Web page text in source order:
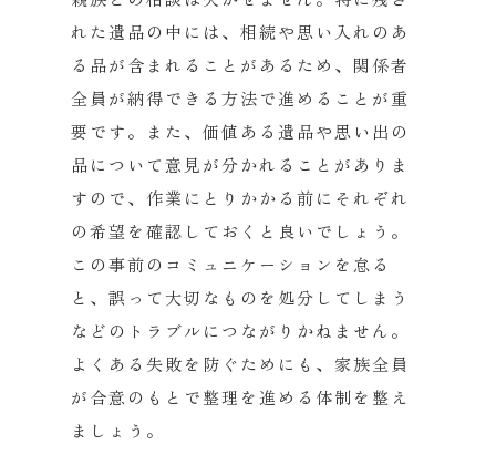
れた遺品の中には、 相続や思い入れのあ
る品が含まれることがあるため、 関係者
全員が納得できる方法で進めることが重
要です。また、 価値ある遺品や思い出の
品について意見が分かれることがありま
す ので、 作業にとりかかる前にそれぞれ
の希望を確認しておくと良いでしょう。
この事前のコミュニケーションを怠る
と、 誤って大切なものを処分してしまう
などのトラブルにつながりかね ません。
よくある失敗を防ぐためにも、 家族全員
が合意のもとで整理を進める体制を整え
ましょう。